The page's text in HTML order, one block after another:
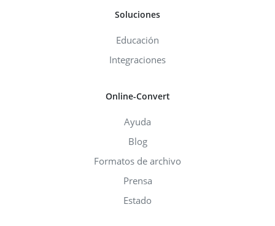
Soluciones
Educación
Integraciones
Online-Convert
Ayuda
Blog
Formatos de archivo
Prensa
Estado